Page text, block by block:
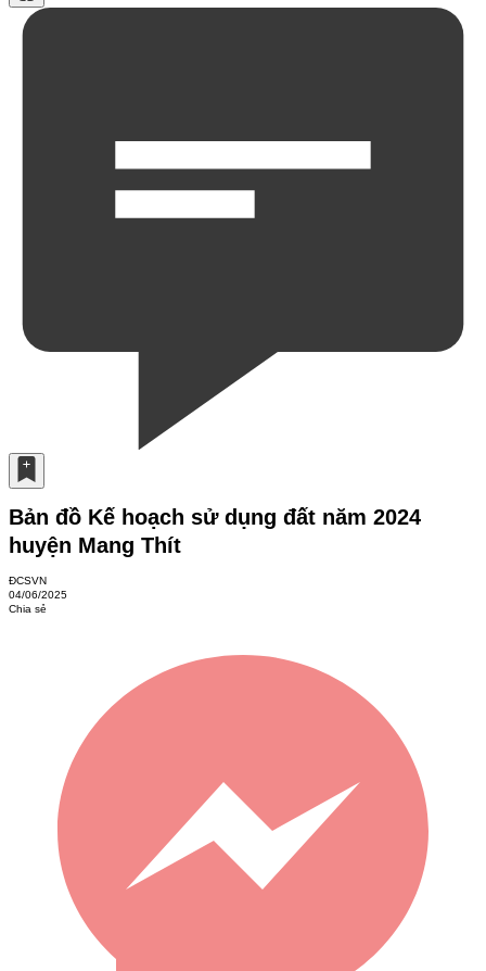
Bản đồ Kế hoạch sử dụng đất năm 2024
huyện Mang Thít
ĐCSVN
04/06/2025
Chia sẻ